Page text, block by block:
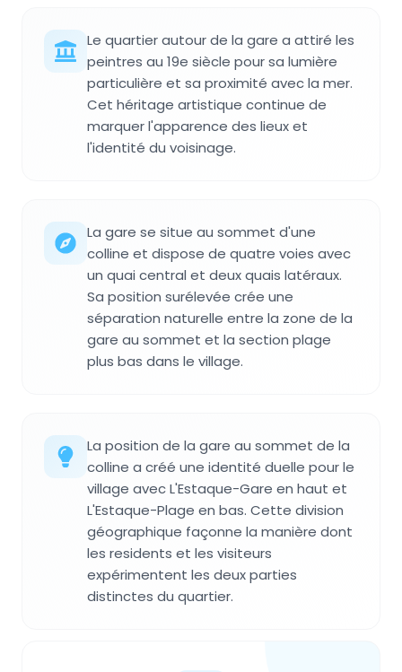
Le quartier autour de la gare a attiré les
peintres au 19e siècle pour sa lumière
particulière et sa proximité avec la mer.
Cet héritage artistique continue de
marquer l'apparence des lieux et
l'identité du voisinage.
La gare se situe au sommet d'une
colline et dispose de quatre voies avec
un quai central et deux quais latéraux.
Sa position surélevée crée une
séparation naturelle entre la zone de la
gare au sommet et la section plage
plus bas dans le village.
La position de la gare au sommet de la
colline a créé une identité duelle pour le
village avec L'Estaque-Gare en haut et
L'Estaque-Plage en bas. Cette division
géographique façonne la manière dont
les residents et les visiteurs
expérimentent les deux parties
distinctes du quartier.